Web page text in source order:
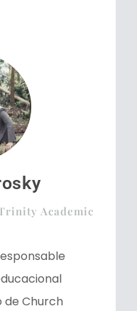
Academic
Church